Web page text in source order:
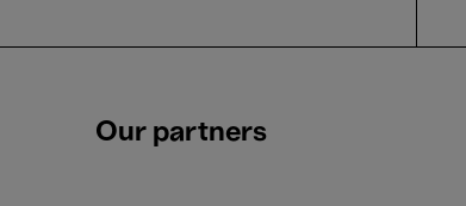
Our partners